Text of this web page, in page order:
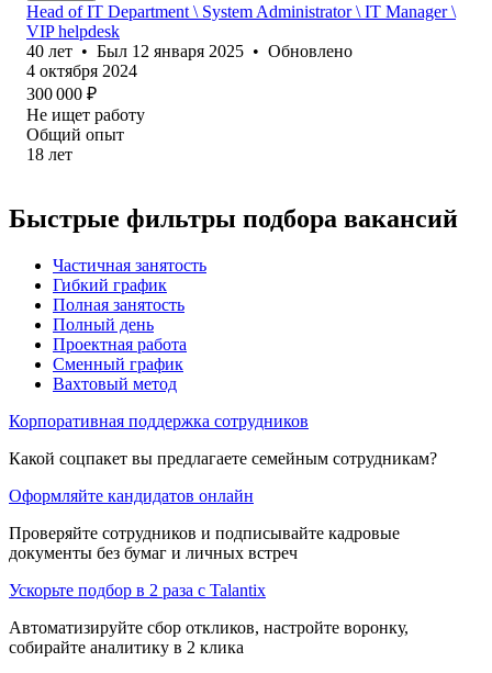
Head of IT Department \ System Administrator \ IT Manager \
VIP helpdesk
40 лет • Был 12 января 2025 • Обновлено
4 октября 2024
300 000 ₽
Не ищет работу
Общий опыт
18 лет
Быстрые фильтры подбора вакансий
Частичная занятость
Гибкий график
Полная занятость
Полный день
Проектная работа
Сменный график
Вахтовый метод
Корпоративная поддержка сотрудников
Какой соцпакет вы предлагаете семейным сотрудникам?
Оформляйте кандидатов онлайн
Проверяйте сотрудников и подписывайте кадровые
документы без бумаг и личных встреч
Ускорьте подбор в 2 раза с Talantix
Автоматизируйте сбор откликов, настройте воронку,
собирайте аналитику в 2 клика